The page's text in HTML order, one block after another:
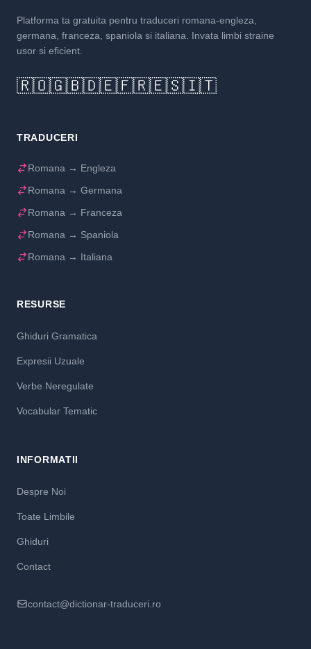
Platforma ta gratuita pentru traduceri romana-engleza,
germana, franceza, spaniola si italiana. Invata limbi straine
usor si eficient.
🇷🇴🇬🇧🇩🇪🇫🇷🇪🇸🇮🇹
TRADUCERI
Romana → Engleza
Romana → Germana
Romana → Franceza
Romana → Spaniola
Romana → Italiana
RESURSE
Ghiduri Gramatica
Expresii Uzuale
Verbe Neregulate
Vocabular Tematic
INFORMATII
Despre Noi
Toate Limbile
Ghiduri
Contact
contact@dictionar-traduceri.ro